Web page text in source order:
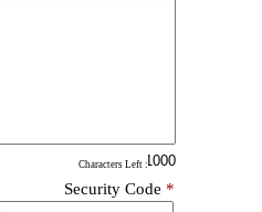
: Characters Left
Security Code *